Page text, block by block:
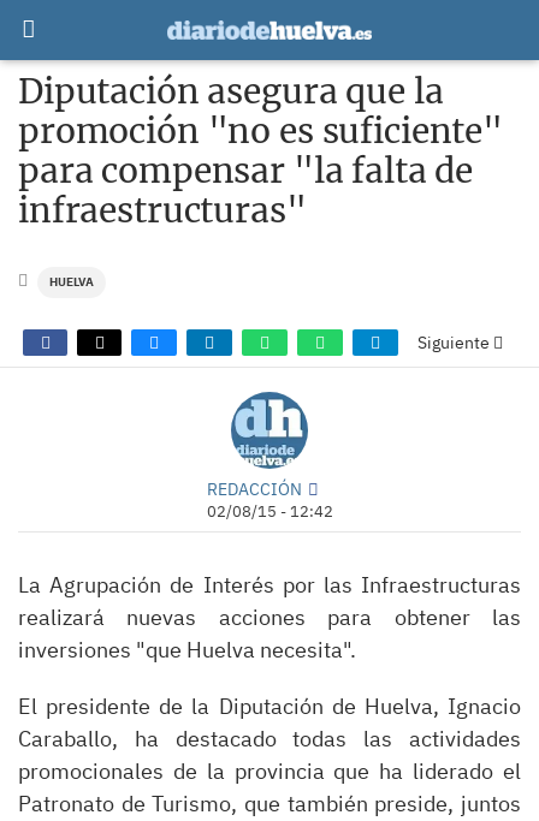
Diputación asegura que la
promoción "no es suficiente"
para compensar "la falta de
infraestructuras"
HUELVA
Siguiente
REDACCIÓN
02/08/15 - 12:42
La Agrupación de Interés por las Infraestructuras
realizará nuevas acciones para obtener las
inversiones "que Huelva necesita".
El presidente de la Diputación de Huelva, Ignacio
Caraballo, ha destacado todas las actividades
promocionales de la provincia que ha liderado el
Patronato de Turismo, que también preside, juntos